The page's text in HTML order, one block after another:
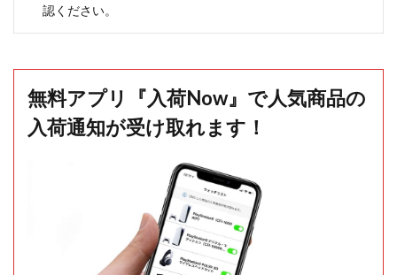
認ください。
無料アプリ『入荷Now』で人気商品の
入荷通知が受け取れます！